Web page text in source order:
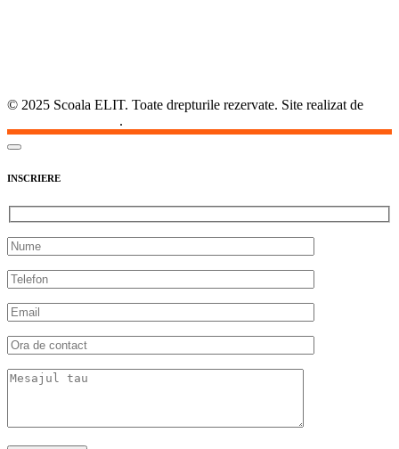
© 2025 Scoala ELIT. Toate drepturile rezervate. Site realizat de
.
INSCRIERE